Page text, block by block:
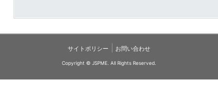
サイトポリシー お問い合わせ
Copyright © JSPME. All Rights Reserved.